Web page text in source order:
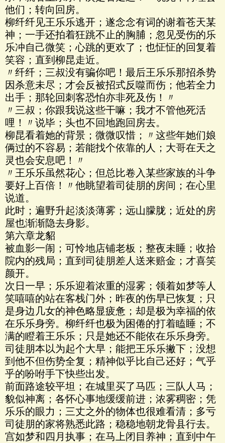
他们；转向回房。
柳纤纤见王乐乐逃开；遂念念有词的谢着苍天某
神；一手还拍着狂跳不止的胸脯；忽见受伤的乐
乐冲自己微笑；心跳的更欢了；也怔怔的回复着
笑容；直到柳昆走近。
〃纤纤；三叔没有骗你吧！最后王乐乐那招杀势
因杀意未尽；才会反被招式反噬而伤；他若全力
出手；那轮回刺客恐怕亦非死及伤！〃
〃三叔；你跟我说这些干嘛；我才不管他死活
哩！〃说毕；头也不回地跑回房去。
柳昆看着她的背景；微微叹惜；〃这些年她们娘
俩过的不容易；若能找个依靠的人；大哥在天之
灵也会安息吧！〃
〃王乐乐虽然花心；但总比卷入某些家族的斗争
要好上百倍！〃他眺望着司徒朋的房间；在心里
说道。
此时；遍野升起淡淡薄雾；远山朦胧；近处的房
屋也渐渐隐去身影。
第六章龙貂
被血影一闹；可怜地店铺老板；整夜未睡；收拾
院内的残局；直到司徒朋差人送来赔金；才喜笑
颜开。
次日一早；乐乐迎着浓重的湿雾；领着如梦等人
笑嘻嘻的站在客栈门外；昨夜的伤早已恢复；只
是身边几女的神色略显疲惫；却是极为幸福的依
在乐乐身旁。柳纤纤也极为困倦的打着瞌睡；不
满的瞪着王乐乐；只是她还不能依在乐乐身旁。
司徒朋本以为起个大早；能把王乐乐撇下；没想
到他不但伤势全复；精神似乎比自己还好；气乎
乎的吩咐手下快些出发。
前面路途较平坦；在城里买了马匹；三队人马；
貌似神离；各怀心事地缓缓前进；浓雾稠密；凭
乐乐的眼力；三丈之外的物体也很难看清；多亏
司徒朋的家将熟悉此路；稳稳地朝龙骨县行去。
宫如梦和四月执事；在马上闭目养神；直到中午